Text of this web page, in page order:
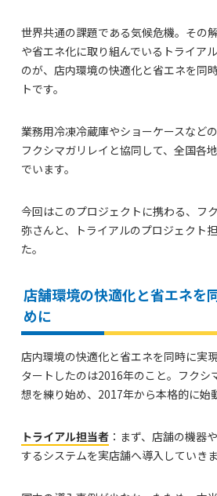
世界共通の課題である気候危機。その
や省エネ化に取り組んでいるトライア
のが、店内環境の快適化と省エネを同
トです。
業務用冷凍冷蔵庫やショーケースなど
フクシマガリレイと協同して、全国各
でいます。
今回はこのプロジェクトに携わる、フ
弥さんと、トライアルのプロジェクト
た。
店舗環境の快適化と省エネを
めに
店内環境の快適化と省エネを同時に実
タートしたのは2016年のこと。フクシ
想を練り始め、2017年から本格的に始
トライアル担当者 ：まず、店舗の機器
するシステムを実店舗へ導入していきま